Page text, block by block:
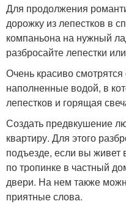
Для продолжения
дорожку из лепестков в
компаньона на нужный
разбросайте лепестки
Очень красиво
наполненные водой, в
лепестков и горящая
Создать предвкушение
квартиру. Для этого
подъезде, если вы живет
по тропинке в частный
двери. На нем также
приятные слова.